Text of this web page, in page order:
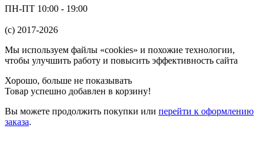
ПН-ПТ 10:00 - 19:00
(c) 2017-2026
Мы используем файлы «cookies» и похожие технологии,
чтобы улучшить работу и повысить эффективность сайта
Хорошо, больше не показывать
Товар успешно добавлен в корзину!
Вы можете продолжить покупки или перейти к оформлению
заказа.